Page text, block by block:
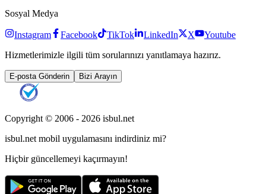
Sosyal Medya
Instagram Facebook TikTok LinkedIn X
Youtube
Hizmetlerimizle ilgili tüm sorularınızı yanıtlamaya hazırız.
E-posta Gönderin Bizi Arayın
Copyright © 2006 - 2026 isbul.net
isbul.net mobil uygulamasını indirdiniz mi?
Hiçbir güncellemeyi kaçırmayın!